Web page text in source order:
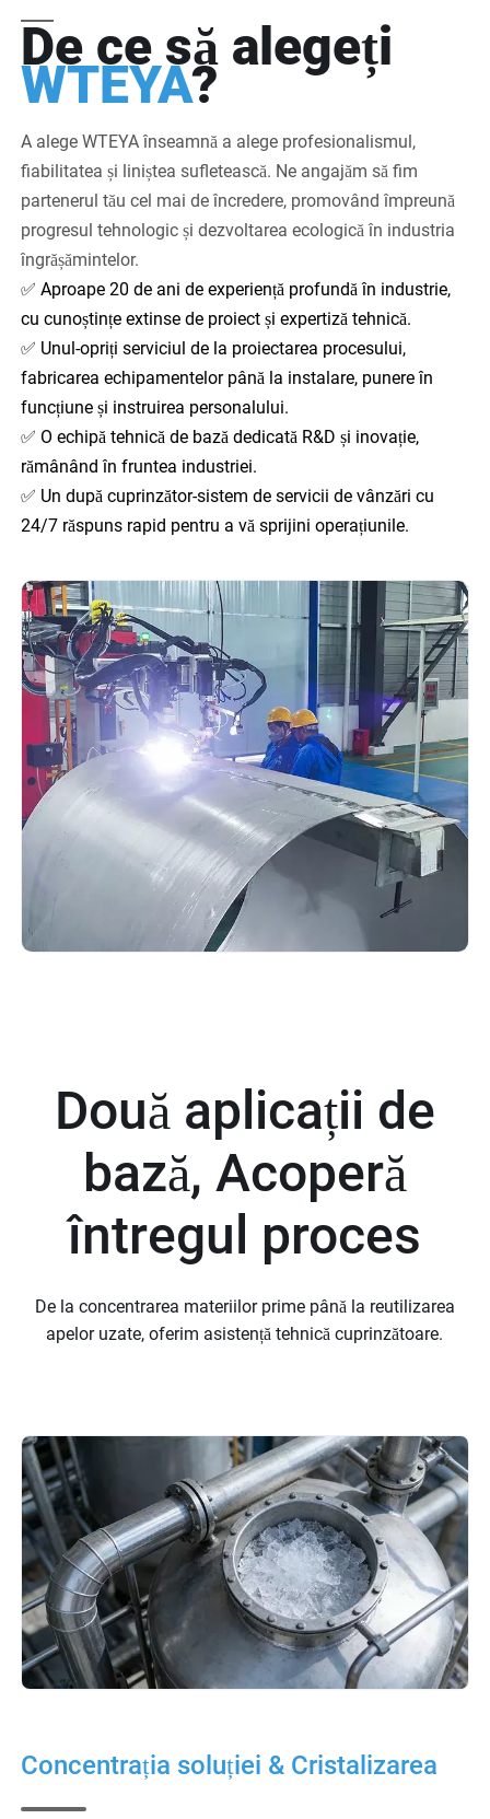
De ce să alegeți
WTEYA?
A alege WTEYA înseamnă a alege profesionalismul,
fiabilitatea și liniștea sufletească. Ne angajăm să fim
partenerul tău cel mai de încredere, promovând împreună
progresul tehnologic și dezvoltarea ecologică în industria
îngrășămintelor.
✅ Aproape 20 de ani de experiență profundă în industrie,
cu cunoștințe extinse de proiect și expertiză tehnică.
✅ Unul-opriți serviciul de la proiectarea procesului,
fabricarea echipamentelor până la instalare, punere în
funcțiune și instruirea personalului.
✅ O echipă tehnică de bază dedicată R&D și inovație,
rămânând în fruntea industriei.
✅ Un după cuprinzător-sistem de servicii de vânzări cu
24/7 răspuns rapid pentru a vă sprijini operațiunile.
Două aplicații de
bază, Acoperă
întregul proces
De la concentrarea materiilor prime până la reutilizarea
apelor uzate, oferim asistență tehnică cuprinzătoare.
Concentrația soluției & Cristalizarea